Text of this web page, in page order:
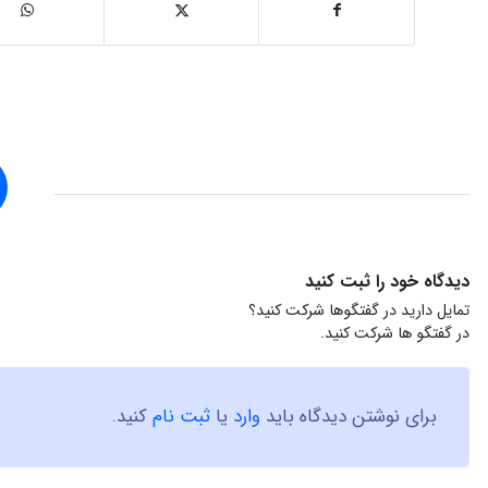
دیدگاه خود را ثبت کنید
تمایل دارید در گفتگوها شرکت کنید؟
در گفتگو ها شرکت کنید.
برای نوشتن دیدگاه باید وارد یا ثبت نامکنید.